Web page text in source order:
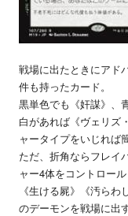
戦場に出たときにアド
件も持ったカード。
黒単色でも《奸謀》、
白があれば《ヴェリズ
ャータイプをいじれば
ただ、折角ならフレイ
ャー4体をコントロー
《生ける屍》《汚ら
のデーモンを戦場に出